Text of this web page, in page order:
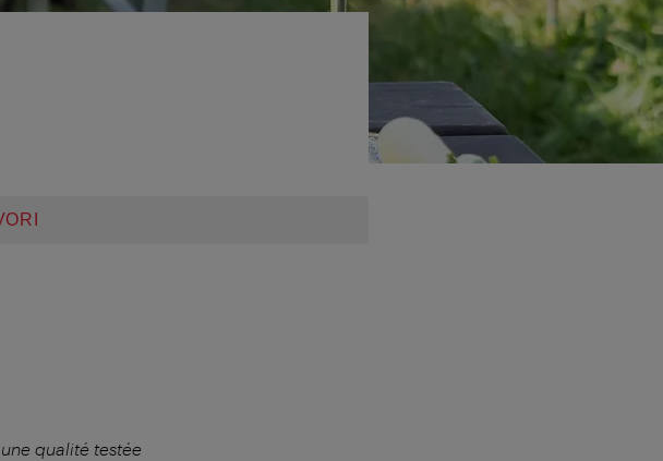
qualité testée